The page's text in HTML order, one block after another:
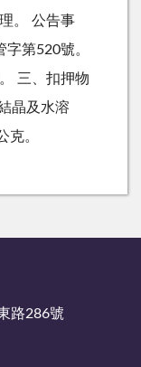
。 公告事
第520號。
三、扣押物
晶及水溶
克。
路286號